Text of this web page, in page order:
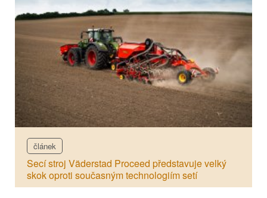
článek
Secí stroj Väderstad Proceed představuje velký
skok oproti současným technologiím setí